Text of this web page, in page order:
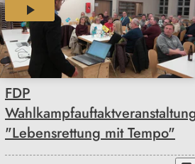
00:30
FDP
"Lebensrettung mit Tempo"